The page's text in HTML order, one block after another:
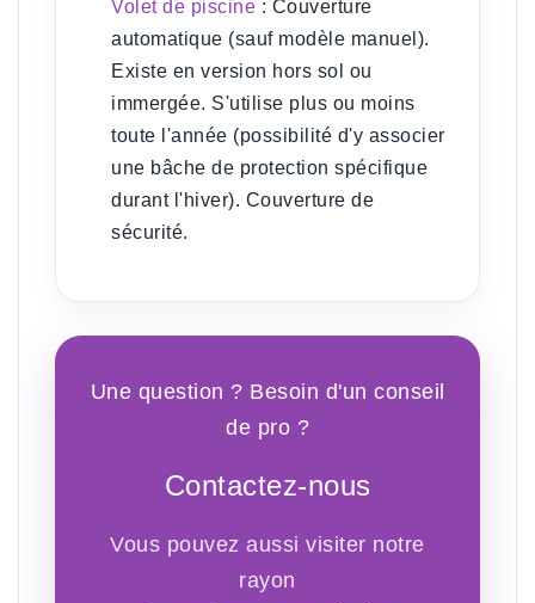
Volet de piscine : Couverture
automatique (sauf modèle manuel).
Existe en version hors sol ou
immergée. S'utilise plus ou moins
toute l'année (possibilité d'y associer
une bâche de protection spécifique
durant l'hiver). Couverture de
sécurité.
Une question ? Besoin d'un conseil
de pro ?
Contactez-nous
Vous pouvez aussi visiter notre
rayon